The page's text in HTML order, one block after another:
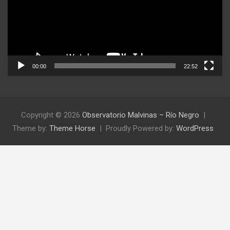
00:00 22:52
Copyright © 2026 Observatorio Malvinas – Río Negro
Theme by: Theme Horse Proudly Powered by: WordPress